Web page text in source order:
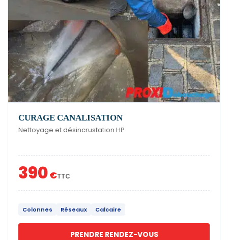
CURAGE CANALISATION
Nettoyage et désincrustation HP
390€TTC
Colonnes Réseaux Calcaire
PRENDRE RENDEZ-VOUS